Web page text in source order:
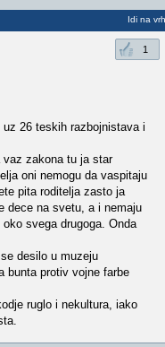
Idi na vrh
1
26 teskih razbojnistava i
zakona tu ja star
oni nemogu da vaspitaju
pita roditelja zasto ja
dece na svetu, a i nemaju
svega drugoga. Onda
desilo u muzeju
bunta protiv vojne farbe
ruglo i nekultura, iako